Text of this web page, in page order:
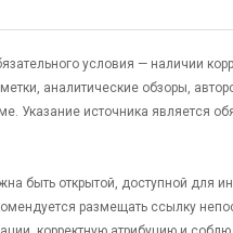
условия — наличии
аналитические обзоры,
Указание источника является
быть открытой, доступной для
размещать ссылку